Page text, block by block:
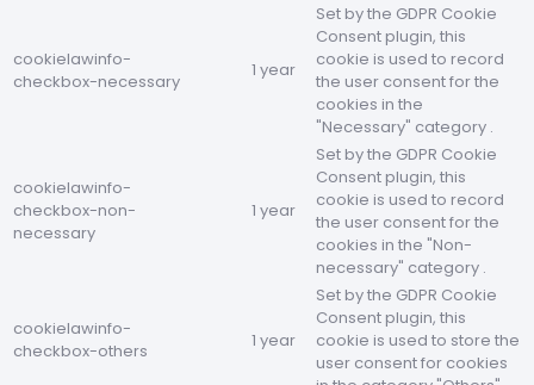
cookielawinfo-
checkbox-necessary
1 year
Set by the GDPR Cookie
Consent plugin, this
cookie is used to record
the user consent for the
cookies in the
"Necessary" category .
cookielawinfo-
checkbox-non-
necessary
1 year
Set by the GDPR Cookie
Consent plugin, this
cookie is used to record
the user consent for the
cookies in the "Non-
necessary" category .
cookielawinfo-
checkbox-others
1 year
Set by the GDPR Cookie
Consent plugin, this
cookie is used to store the
user consent for cookies